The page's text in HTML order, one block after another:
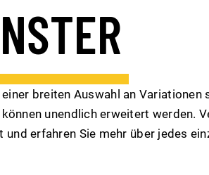
breiten Auswahl an Variationen
unendlich erweitert werden.
erfahren Sie mehr über jedes